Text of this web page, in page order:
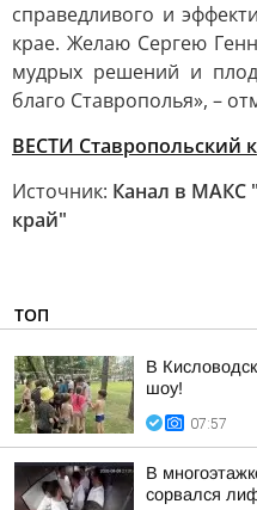
справедливого и
крае. Желаю Сергею
мудрых решений и
благо Ставрополья», –
ВЕСТИ Ставропольский
Источник: Канал в МАКС
край"
ТОП
В
шоу!
07:57
В
сорвался